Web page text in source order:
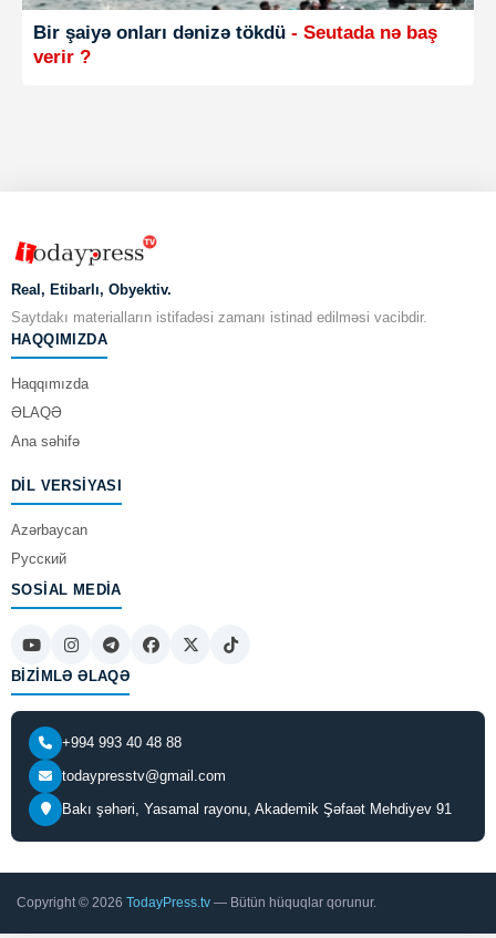
Bir şaiyə onları dənizə tökdü - Seutada nə baş
verir ?
Real, Etibarlı, Obyektiv.
Saytdakı materialların istifadəsi zamanı istinad edilməsi vacibdir.
HAQQIMIZDA
Haqqımızda
ƏLAQƏ
Ana səhifə
DIL VERSIYASI
Azərbaycan
Русский
SOSIAL MEDIA
BIZIMLƏ ƏLAQƏ
+994 993 40 48 88
todaypresstv@gmail.com
Bakı şəhəri, Yasamal rayonu, Akademik Şəfaət Mehdiyev 91
Copyright © 2026 TodayPress.tv — Bütün hüquqlar qorunur.